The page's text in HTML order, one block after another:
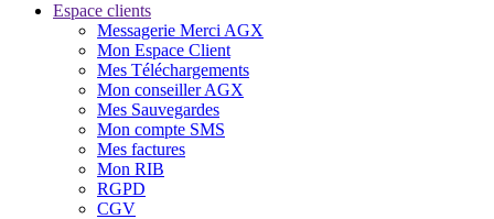
Espace clients
Messagerie Merci AGX
Mon Espace Client
Mes Téléchargements
Mon conseiller AGX
Mes Sauvegardes
Mon compte SMS
Mes factures
Mon RIB
RGPD
CGV